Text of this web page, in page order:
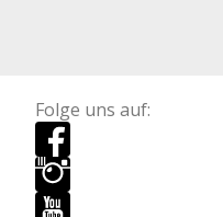
Folge uns auf: